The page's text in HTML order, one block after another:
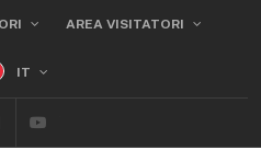
AREA VISITATORI
IT
Linkedin